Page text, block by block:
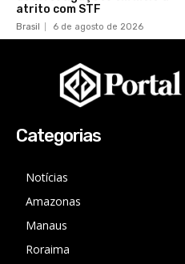
atrito com STF
Brasil 6 de agosto de 2026
Categorias
Notícias
Amazonas
Manaus
Roraima